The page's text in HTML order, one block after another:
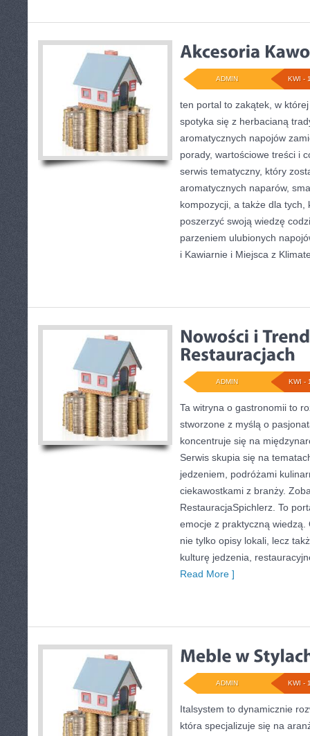
KWI -
ADMIN
ten portal to zakątek, w
spotyka się z herbacianą
aromatycznych napojów
porady, wartościowe treści i
serwis tematyczny, który
aromatycznych naparów,
kompozycji, a także dla tych,
poszerzyć swoją wiedzę
parzeniem ulubionych
i Kawiarnie i Miejsca z
KWI -
ADMIN
Ta witryna o gastronomii to
stworzone z myślą o
koncentruje się na
Serwis skupia się na
jedzeniem, podróżami
ciekawostkami z branży.
RestauracjaSpichlerz. To
emocje z praktyczną
nie tylko opisy lokali, lecz
kulturę jedzenia,
Read More ]
KWI -
ADMIN
Italsystem to dynamicznie
która specjalizuje się na